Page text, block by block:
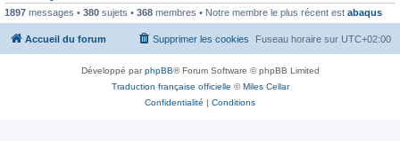
1897 messages • 380 sujets • 368 membres • Notre membre le plus récent est abaqus
Accueil du forum Fuseau horaire sur UTC+02:00
Supprimer les cookies
Développé parphpBB® Forum Software © phpBB Limited
Traduction française officielle ©Miles Cellar
Confidentialité | Conditions